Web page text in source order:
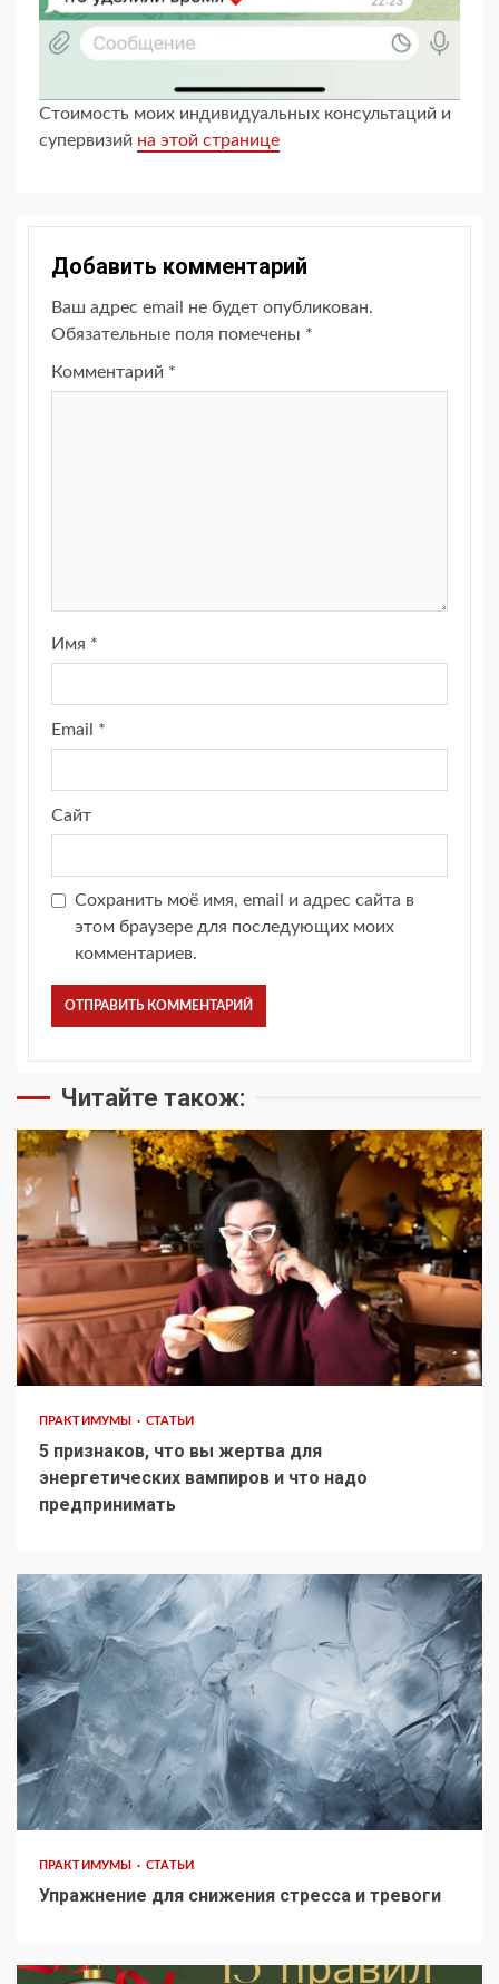
Стоимость моих индивидуальных консультаций и
супервизий на этой странице
Добавить комментарий
Ваш адрес email не будет опубликован.
Обязательные поля помечены *
Комментарий *
Имя *
Email *
Сайт
Сохранить моё имя, email и адрес сайта в
этом браузере для последующих моих
комментариев.
Читайте також:
ПРАКТИМУМЫ СТАТЬИ
5 признаков, что вы жертва для
энергетических вампиров и что надо
предпринимать
ПРАКТИМУМЫ СТАТЬИ
Упражнение для снижения стресса и тревоги